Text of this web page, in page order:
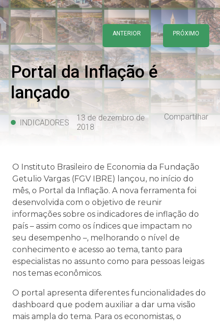
ANTERIOR PRÓXIMO
Portal da Inflação é
lançado
INDICADORES
13 de dezembro de
2018
Compartilhar
O Instituto Brasileiro de Economia da Fundação
Getulio Vargas (FGV IBRE) lançou, no início do
mês, o Portal da Inflação. A nova ferramenta foi
desenvolvida com o objetivo de reunir
informações sobre os indicadores de inflação do
país – assim como os índices que impactam no
seu desempenho –, melhorando o nível de
conhecimento e acesso ao tema, tanto para
especialistas no assunto como para pessoas leigas
nos temas econômicos.
O portal apresenta diferentes funcionalidades do
dashboard que podem auxiliar a dar uma visão
mais ampla do tema. Para os economistas, o